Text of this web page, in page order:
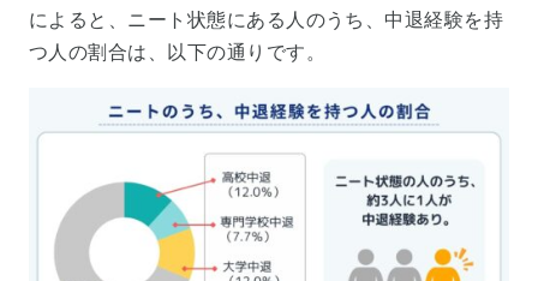
によると、ニート状態にある人のうち、中退経験を持
つ人の割合は、以下の通りです。